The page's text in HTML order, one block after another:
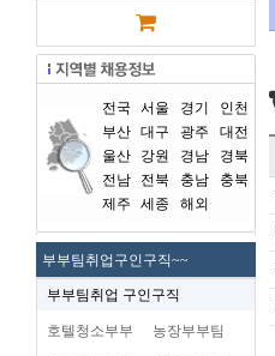
전국 서울 경기
인천
부산 대구 광주
대전
울산
강원 경남
경북
전남
전북 충남
충북
제주
세종 해외
부부팀취업구인구직~~
부부팀취업 구인구직
호텔청소부부 농장부부팀